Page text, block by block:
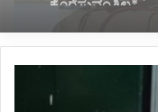
ಸಹಾಯಕಿಯಿಂದ